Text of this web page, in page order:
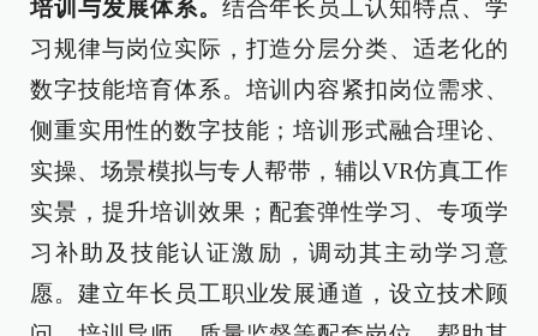
培训与发展体系。 结合年长员工认知特点、学
习规律与岗位实际，打造分层分类、适老化的
数字技能培育体系。培训内容紧扣岗位需求、
侧重实用性的数字技能；培训形式融合理论、
实操、场景模拟与专人帮带，辅以VR仿真工作
实景，提升培训效果；配套弹性学习、专项学
习补助及技能认证激励，调动其主动学习意
愿。建立年长员工职业发展通道，设立技术顾